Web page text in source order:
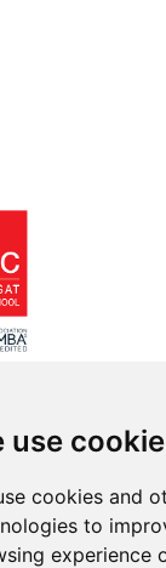
use
cookies and
to
experience
diverse range
services and
and
diagnose clients’
the clients’